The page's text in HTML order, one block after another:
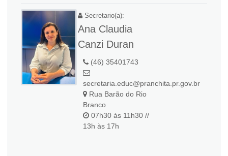
Secretario(a):
Ana Claudia
Canzi Duran
(46) 35401743
secretaria.educ@pranchita.pr.gov.br
Rua Barão do Rio
Branco
07h30 às 11h30 //
13h às 17h